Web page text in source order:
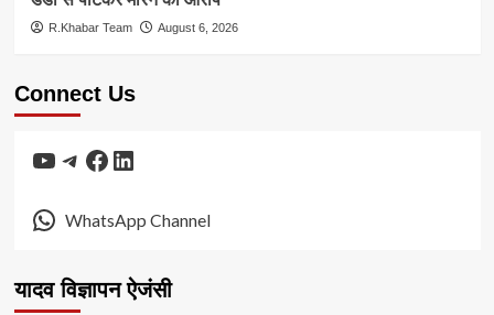
R.Khabar Team August 6, 2026
Connect Us
YouTube
Telegram
Facebook
LinkedIn
WhatsApp Channel
यादव विज्ञापन ऐजंसी